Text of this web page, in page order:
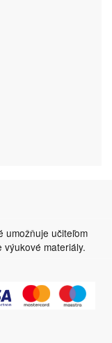
umožňuje učiteľom
materiály.